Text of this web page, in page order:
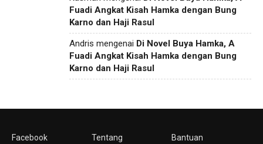
Fuadi Angkat Kisah Hamka dengan Bung
Karno dan Haji Rasul
Andris mengenai Di Novel Buya Hamka, A
Fuadi Angkat Kisah Hamka dengan Bung
Karno dan Haji Rasul
Facebook
Tentang
Bantuan